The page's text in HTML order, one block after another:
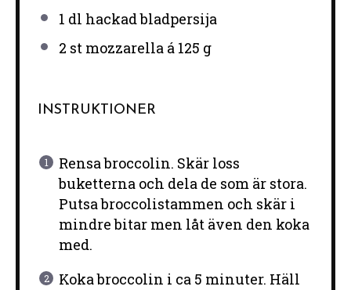
1 dl hackad bladpersija
2 st mozzarella á 125 g
INSTRUKTIONER
Rensa broccolin. Skär loss
buketterna och dela de som är stora.
Putsa broccolistammen och skär i
mindre bitar men låt även den koka
med.
Koka broccolin i ca 5 minuter. Häll